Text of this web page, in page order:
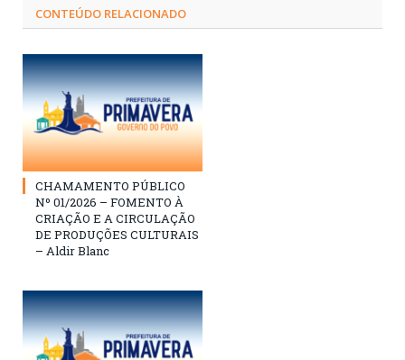
CONTEÚDO RELACIONADO
CHAMAMENTO PÚBLICO
Nº 01/2026 – FOMENTO À
CRIAÇÃO E A CIRCULAÇÃO
DE PRODUÇÕES CULTURAIS
– Aldir Blanc